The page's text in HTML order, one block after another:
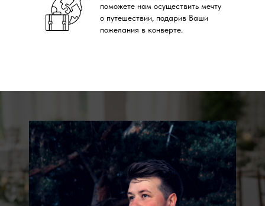
поможете нам осуществить мечту
о путешествии, подарив Ваши
пожелания в конверте.